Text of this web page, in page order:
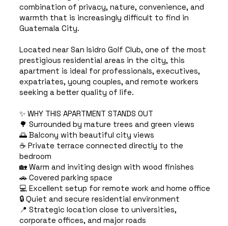
combination of privacy, nature, convenience, and
warmth that is increasingly difficult to find in
Guatemala City.
Located near San Isidro Golf Club, one of the most
prestigious residential areas in the city, this
apartment is ideal for professionals, executives,
expatriates, young couples, and remote workers
seeking a better quality of life.
✨ WHY THIS APARTMENT STANDS OUT
🌳 Surrounded by mature trees and green views
🌅 Balcony with beautiful city views
☕ Private terrace connected directly to the
bedroom
🏡 Warm and inviting design with wood finishes
🚗 Covered parking space
💻 Excellent setup for remote work and home office
🔒 Quiet and secure residential environment
📍 Strategic location close to universities,
corporate offices, and major roads